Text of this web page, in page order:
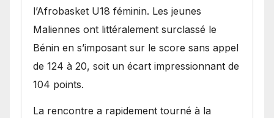
l’Afrobasket U18 féminin. Les jeunes
Maliennes ont littéralement surclassé le
Bénin en s’imposant sur le score sans appel
de 124 à 20, soit un écart impressionnant de
104 points.
La rencontre a rapidement tourné à la